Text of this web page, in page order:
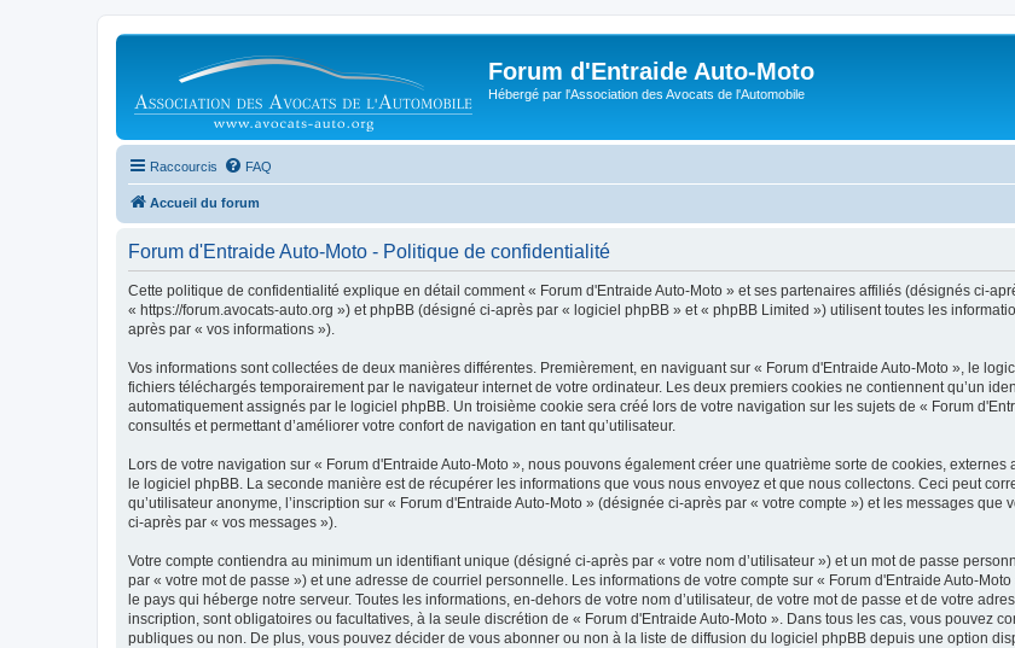
Forum d'Entraide Auto-Moto
Hébergé par l'Association des Avocats de l'Automobile
Raccourcis FAQ
Accueil du forum
Forum d'Entraide Auto-Moto - Politique de confidentialité
Cette politique de confidentialité explique en détail comment « Forum d'Entraide Auto-Moto » et ses partenaires affiliés (désignés ci-
« https://forum.avocats-auto.org ») et phpBB (désigné ci-après par « logiciel phpBB » et « phpBB Limited ») utilisent toutes les
après par « vos informations »).
Vos informations sont collectées de deux manières différentes. Premièrement, en naviguant sur « Forum d'Entraide Auto-Moto », le
fichiers téléchargés temporairement par le navigateur internet de votre ordinateur. Les deux premiers cookies ne contiennent qu’un
automatiquement assignés par le logiciel phpBB. Un troisième cookie sera créé lors de votre navigation sur les sujets de « Forum
consultés et permettant d’améliorer votre confort de navigation en tant qu’utilisateur.
Lors de votre navigation sur « Forum d'Entraide Auto-Moto », nous pouvons également créer une quatrième sorte de cookies,
le logiciel phpBB. La seconde manière est de récupérer les informations que vous nous envoyez et que nous collectons. Ceci peut
qu’utilisateur anonyme, l’inscription sur « Forum d'Entraide Auto-Moto » (désignée ci-après par « votre compte ») et les messages
ci-après par « vos messages »).
Votre compte contiendra au minimum un identifiant unique (désigné ci-après par « votre nom d’utilisateur ») et un mot de passe
par « votre mot de passe ») et une adresse de courriel personnelle. Les informations de votre compte sur « Forum d'Entraide Auto-
le pays qui héberge notre serveur. Toutes les informations, en-dehors de votre nom d’utilisateur, de votre mot de passe et de votre
inscription, sont obligatoires ou facultatives, à la seule discrétion de « Forum d'Entraide Auto-Moto ». Dans tous les cas, vous pouvez
publiques ou non. De plus, vous pouvez décider de vous abonner ou non à la liste de diffusion du logiciel phpBB depuis une option